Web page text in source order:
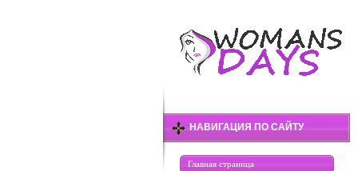
НАВИГАЦИЯ ПО САЙТУ
Главная страница